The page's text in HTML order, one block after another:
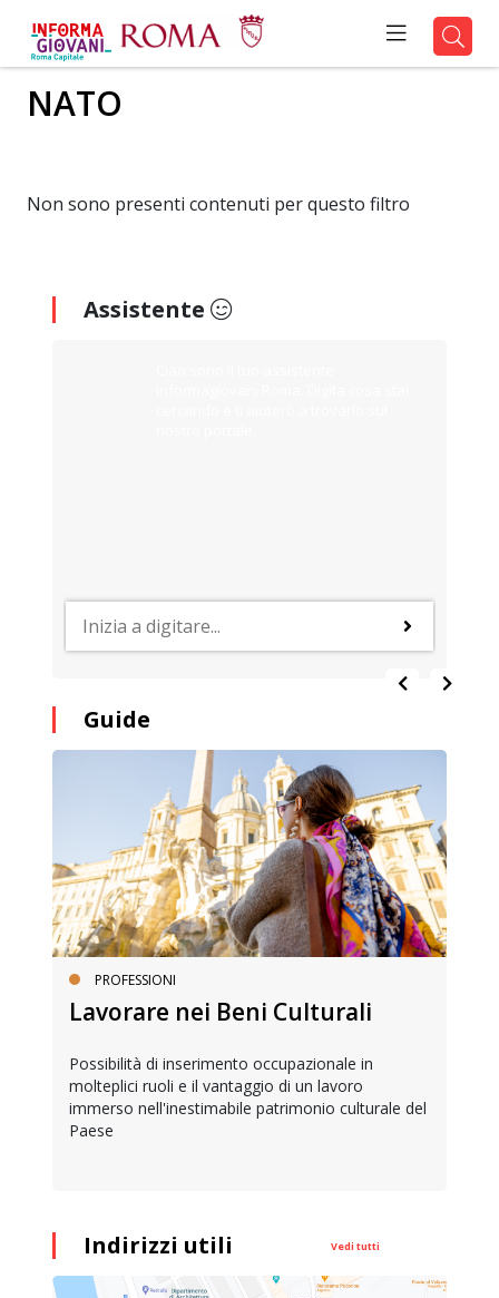
NATO
Non sono presenti contenuti per questo filtro
Assistente
Guide
PROFESSIONI
Lavorare nei Beni Culturali
Possibilità di inserimento occupazionale in
molteplici ruoli e il vantaggio di un lavoro
immerso nell'inestimabile patrimonio culturale del
Paese
Indirizzi utili Vedi tutti